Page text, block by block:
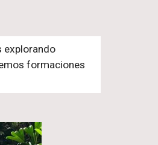
explorando
formaciones